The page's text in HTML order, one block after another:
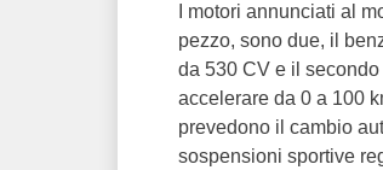
I motori annunciati al
pezzo, sono due, il
da 530 CV e il
accelerare da 0 a 100
prevedono il cambio
sospensioni sportive